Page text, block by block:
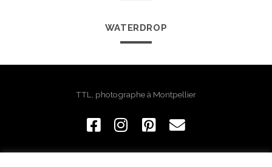
WATERDROP
TTL, photographe à Montpellier